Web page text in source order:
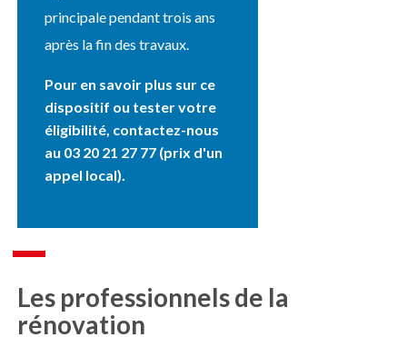
principale pendant trois ans
après la fin des travaux.
Pour en savoir plus sur ce
dispositif ou tester votre
éligibilité, contactez-nous
au 03 20 21 27 77 (prix d'un
appel local).
Les professionnels de la
rénovation